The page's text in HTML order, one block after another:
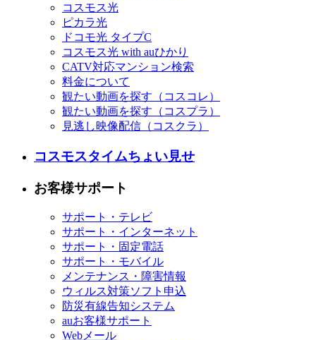
コスモス光
ピカラ光
ドコモ光 タイプC
コスモス光 with auひかり
CATV対応マンション検索
料金について
観たい動画を探す（コスコレ）
観たい動画を探す（コスプラ）
見逃し映像配信（コスクラ）
コスモスタイムちょい見せ
お客様サポート
サポート・テレビ
サポート・インターネット
サポート・固定電話
サポート・モバイル
メンテナンス・障害情報
ウィルス対策ソフト申込
防災有線告知システム
auお客様サポート
Webメール